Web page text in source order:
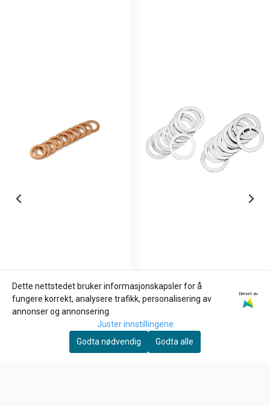
GOODRIDGE
BRAKE LINE WASHERS,
3/8" (10MM). , Kobber
ZODIAC
ROCKER ARM SHIMS FOR
EVOLUTION & TWIN CAM,
Spacer 012"
6,-
Dette nettstedet bruker informasjonskapsler for å
fungere korrekt, analysere trafikk, personalisering av
annonser og annonsering.
Drevet av
Juster innstillingene
Godta nødvendig
Godta alle